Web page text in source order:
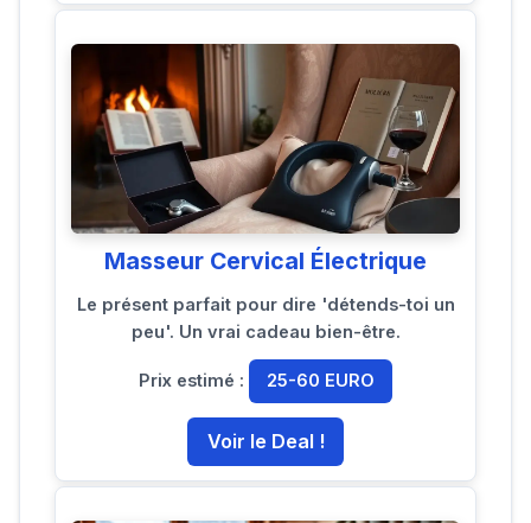
Masseur Cervical Électrique
Le présent parfait pour dire 'détends-toi un
peu'. Un vrai cadeau bien-être.
Prix estimé : 25-60 EURO
Voir le Deal !